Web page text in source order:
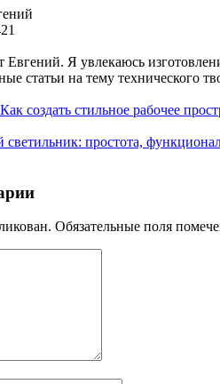
Евгений. Я увлекаюсь
статьи на тему технического
создать стильное рабочее
простота,
Обязательные поля